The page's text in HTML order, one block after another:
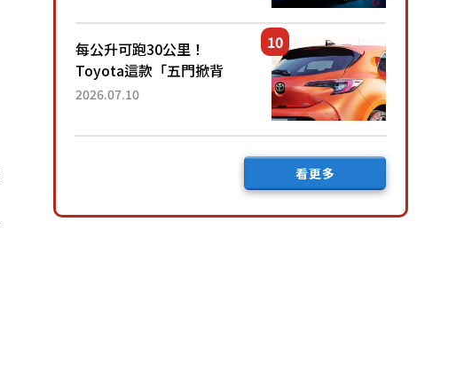
後竟然還要等「超過半年」
才能交車？...
每公升可跑30公里！
Toyota這款「五門掀背
車」真的很厲害！ 擁有全
尺寸」，配備全面升級！
2026.07.10
看更多